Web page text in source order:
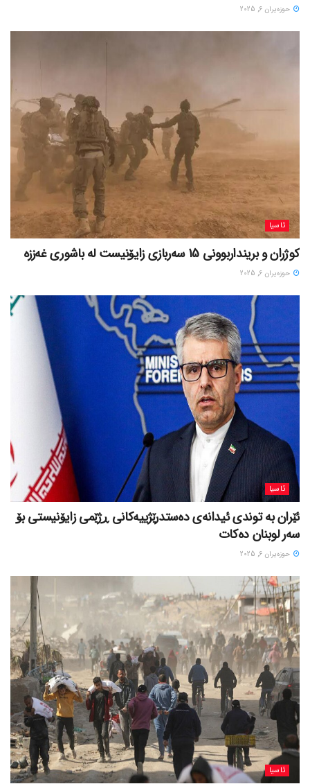
حوزه‌یران 6, 2025
ئاسیا
کوژران و برینداربوونی 15 سەربازی زایۆنیست لە باشوری غەززە
حوزه‌یران 6, 2025
ئاسیا
ئێران بە توندی ئیدانەی دەستدرێژییەکانی ڕژێمی زایۆنیستی بۆ
سەر لوبنان دەکات
حوزه‌یران 6, 2025
ئاسیا